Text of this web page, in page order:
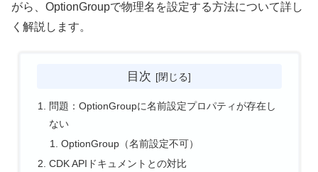
がら、OptionGroupで物理名を設定する方法について詳し
く解説します。
目次
問題：OptionGroupに名前設定プロパティが存在し
ない
OptionGroup（名前設定不可）
CDK APIドキュメントとの対比